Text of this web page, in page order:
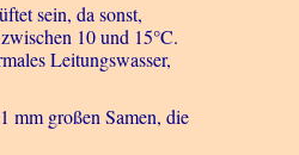
sein, da sonst,
10 und 15°C.
Leitungswasser,
mm großen Samen, die